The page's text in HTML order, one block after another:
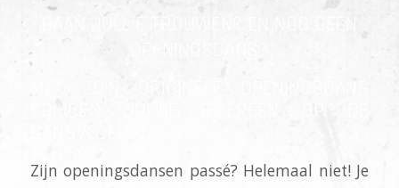
GAAN JULLIE TROUWEN? EN NOG GEEN
OPENINGSDANS?
Zijn openingsdansen passé? Helemaal niet! Je